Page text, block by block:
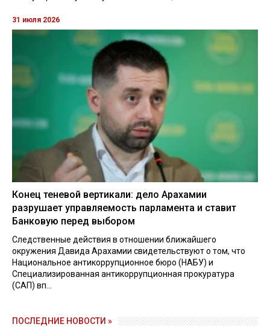
31 июля 2026
Конец теневой вертикали: дело Арахамии
разрушает управляемость парламента и ставит
Банковую перед выбором
Следственные действия в отношении ближайшего
окружения Давида Арахамии свидетельствуют о том, что
Национальное антикоррупционное бюро (НАБУ) и
Специализированная антикоррупционная прокуратура
(САП) вп...
ПОСЛЕДНИЕ НОВОСТИ »